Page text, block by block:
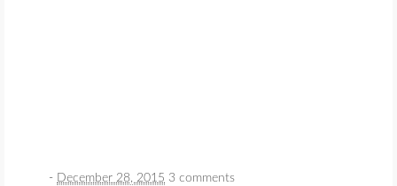
- December 28, 2015 3 comments